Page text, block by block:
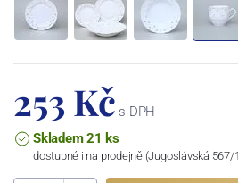
253 Kč s DPH
Skladem 21 ks
dostupné i na prodejně (Jugoslávská 567/